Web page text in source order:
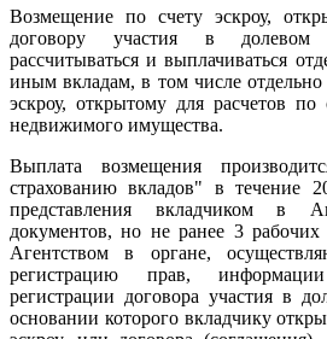
Возмещение по счету эскроу,
договору участия в долевом
рассчитываться и выплачиваться
иным вкладам, в том числе
эскроу, открытому для расчетов
недвижимого имущества.
Выплата возмещения
страхованию вкладов" в течение
представления вкладчиком в
документов, но не ранее 3
Агентством в органе,
регистрацию прав,
регистрации договора участия в
основании которого вкладчику